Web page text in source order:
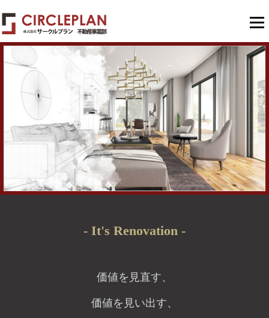
メニ
- It's Renovation -
価値を見直す、
価値を見い出す、